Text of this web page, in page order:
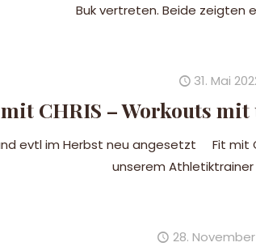
Buk vertreten. Beide zeigten
31. Mai
CHRIS – Workouts
evtl im Herbst neu angesetzt Fit mit
unserem
28. November